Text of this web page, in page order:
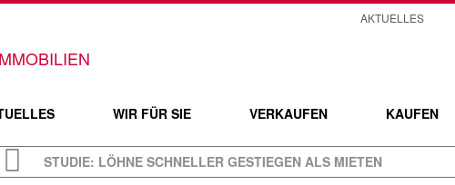
WIR FÜR SIE VERKAUFEN KAUFEN
AKTUELLES
STUDIE: LÖHNE SCHNELLER GESTIEGEN ALS MIETEN